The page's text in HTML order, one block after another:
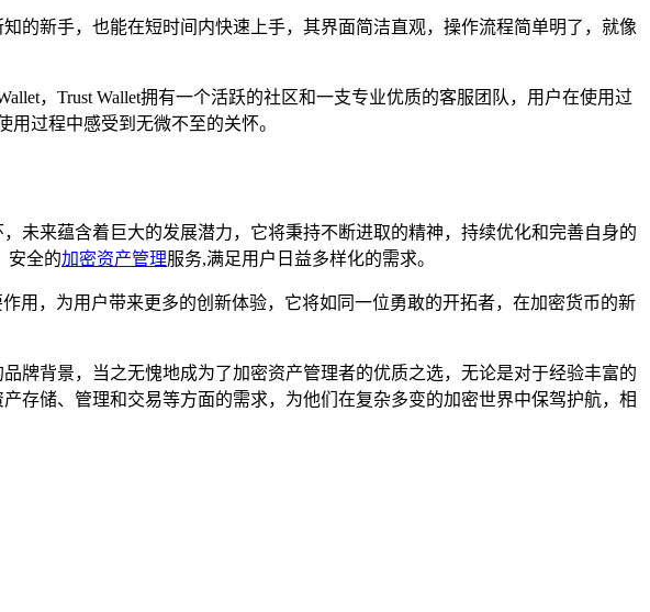
的新手，也能在短时间内快速上手，其界面简洁直观，操作流程简单明了，就像
，Trust Wallet拥有一个活跃的社区和一支专业优质的客服团队，用户在使用过
过程中感受到无微不至的关怀。
未来蕴含着巨大的发展潜力，它将秉持不断进取的精神，持续优化和完善自身的
安全的加密资产管理服务,满足用户日益多样化的需求。
用，为用户带来更多的创新体验，它将如同一位勇敢的开拓者，在加密货币的新
牌背景，当之无愧地成为了加密资产管理者的优质之选，无论是对于经验丰富的
存储、管理和交易等方面的需求，为他们在复杂多变的加密世界中保驾护航，相